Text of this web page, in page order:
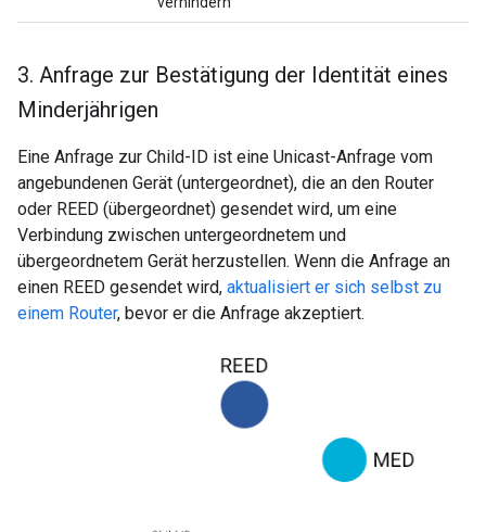
3. Anfrage zur Bestätigung der Identität eines
Minderjährigen
Eine Anfrage zur Child-ID ist eine Unicast-Anfrage vom
angebundenen Gerät (untergeordnet), die an den Router
oder REED (übergeordnet) gesendet wird, um eine
Verbindung zwischen untergeordnetem und
übergeordnetem Gerät herzustellen. Wenn die Anfrage an
einen REED gesendet wird, aktualisiert er sich selbst zu
einem Router, bevor er die Anfrage akzeptiert.